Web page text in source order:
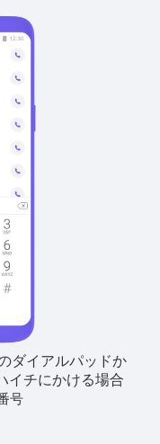
ダイアルパッドか
イチにかける場合
号